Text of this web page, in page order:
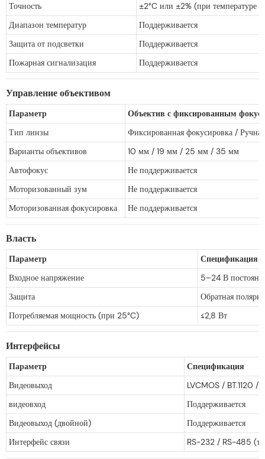
Точность
±2°C или ±2% (при температуре
Диапазон температур
Поддерживается
Защита от подсветки
Поддерживается
Пожарная сигнализация
Поддерживается
Управление объективом
Параметр
Объектив с фиксированным
Тип линзы
Фиксированная фокусировка /
Варианты объективов
10 мм / 19 мм / 25 мм / 35 мм
Автофокус
Не поддерживается
Моторизованный зум
Не поддерживается
Моторизованная фокусировка
Не поддерживается
Власть
Параметр
Спецификация
Входное напряжение
5–24 В
Защита
Обратная
Потребляемая мощность (при 25°C)
≤2,8 Вт
Интерфейсы
Параметр
Спецификация
Видеовыход
LVCMOS / BT.1120 /
видеовход
Поддерживается
Видеовыход (двойной)
Поддерживается
Интерфейс связи
RS-232 / RS-485